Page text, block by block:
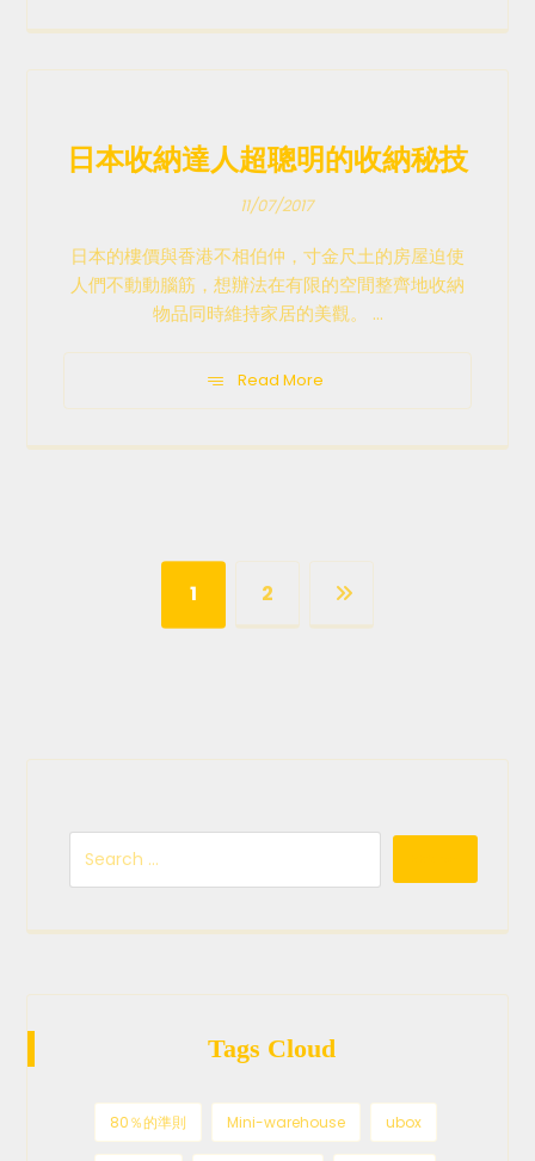
日本收納達人超聰明的收納秘技
11/07/2017
日本的樓價與香港不相伯仲，寸金尺土的房屋迫使
人們不動動腦筋，想辦法在有限的空間整齊地收納
物品同時維持家居的美觀。 ...
Read More
1 2
Tags Cloud
80％的準則 Mini-warehouse ubox